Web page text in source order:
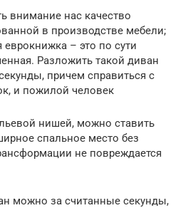
внимание нас качество
в производстве мебели;
– это по сути
Разложить такой диван
причем справиться с
и пожилой человек
нишей, можно ставить
спальное место без
не повреждается
можно за считанные секунды,